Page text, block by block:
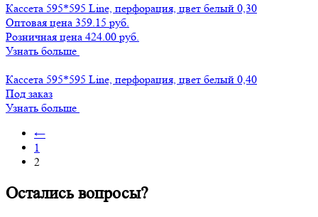
Кассета 595*595 Line, перфорация, цвет белый 0,30
Оптовая цена 359.15 руб.
Розничная цена 424.00 руб.
Узнать больше
Кассета 595*595 Line, перфорация, цвет белый 0,40
Под заказ
Узнать больше
←
1
2
Остались вопросы?